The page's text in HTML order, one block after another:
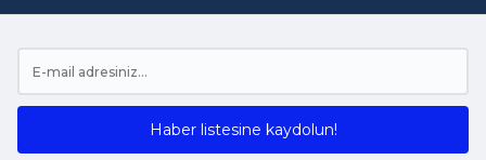
Haber listesine kaydolun!